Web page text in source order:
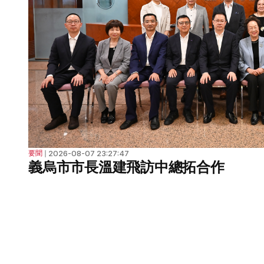
要聞 ❘ 2026-08-07 23:27:47
義烏市市長溫建飛訪中總拓合作